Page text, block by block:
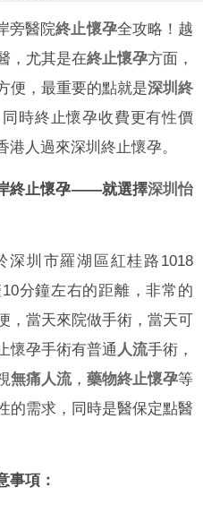
旁醫院終止懷孕全攻略！越
，尤其是在終止懷孕方面，
便，最重要的點就是深圳終
時終止懷孕收費更有性價
人過來深圳終止懷孕。
終止懷孕——就選擇深圳怡
深圳市羅湖區紅桂路1018
分鐘左右的距離，非常的
，當天來院做手術，當天可
懷孕手術有普通 人流手術，
無痛人流， 藥物終止懷孕等
的需求，同時是醫保定點醫
事項：